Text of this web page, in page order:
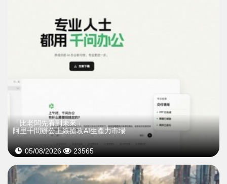
「比老闆先看到未來」
阿里千問辦公上線搶攻AI生產力市場
05/08/2026 23565